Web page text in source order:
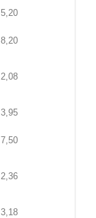
5,20
8,20
2,08
3,95
7,50
2,36
3,18